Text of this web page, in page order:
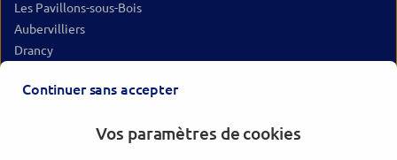
Les Pavillons-sous-Bois
Aubervilliers
Drancy
Paris
Neuilly-sur-Marne
Continuer sans accepter
Vos paramètres de cookies